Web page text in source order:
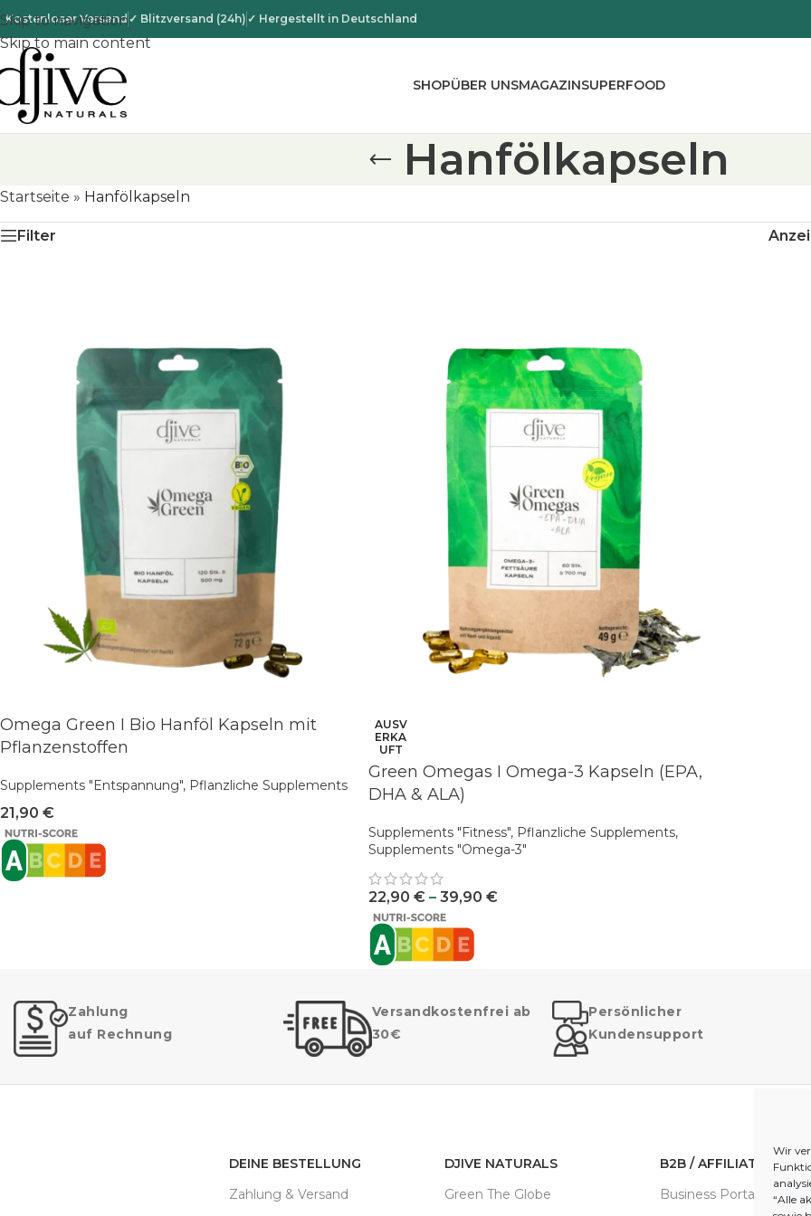
Wir
“Alle
Skip to navigation
Skip to main content
Kostenloser Versand ✓ Blitzversand (24h) ✓ Hergestellt in Deutschland
SHOPÜBER UNSMAGAZINSUPERFOOD
Hanfölkapseln
Startseite » Hanfölkapseln
Filter
Omega Green I Bio Hanföl Kapseln mit
Pflanzenstoffen
Supplements "Entspannung", Pflanzliche Supplements
21,90 €
AUSV
ERKA
UFT
Green Omegas I Omega-3 Kapseln (EPA,
DHA & ALA)
Supplements "Fitness", Pflanzliche Supplements,
Supplements "Omega-3"
22,90 € – 39,90 €
Zahlung
auf Rechnung
Versandkostenfrei ab
30€
Persönlicher
Kundensupport
DEINE BESTELLUNG
Zahlung & Versand
DJIVE NATURALS
Green The Globe
B2B / AFFILIATE
Business Portal